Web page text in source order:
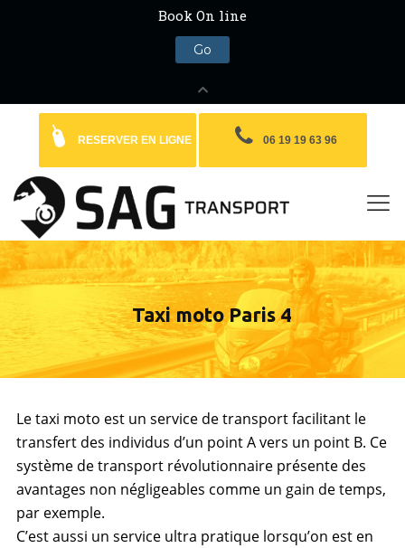
RESERVER EN LIGNE 06 19 19 63 96
Taxi moto Paris 4
Le taxi moto est un service de transport facilitant le
transfert des individus d’un point A vers un point B. Ce
système de transport révolutionnaire présente des
avantages non négligeables comme un gain de temps,
par exemple.
C’est aussi un service ultra pratique lorsqu’on est en